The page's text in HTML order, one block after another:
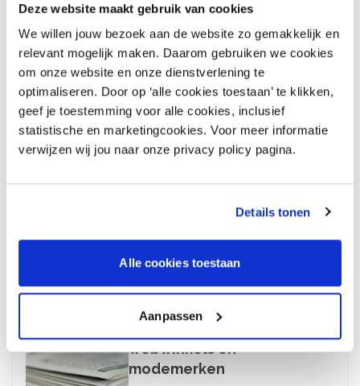
Deze website maakt gebruik van cookies
We willen jouw bezoek aan de website zo gemakkelijk en
relevant mogelijk maken. Daarom gebruiken we cookies
om onze website en onze dienstverlening te
optimaliseren. Door op ‘alle cookies toestaan’ te klikken,
geef je toestemming voor alle cookies, inclusief
statistische en marketingcookies. Voor meer informatie
verwijzen wij jou naar onze privacy policy pagina.
Details tonen
Alle cookies toestaan
Aanpassen
Recalls Children’s Clothing
and More – nr. 9 – 2026
6 augustus 2026
August 6, 2026
6 augustus 2026
August 6, 2026
What’s Up – AI-blunders bij
webwinkels en
modemerken